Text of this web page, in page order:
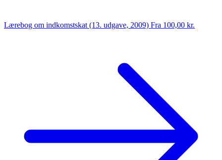
Lærebog om indkomstskat (13. udgave, 2009) Fra 100,00 kr.